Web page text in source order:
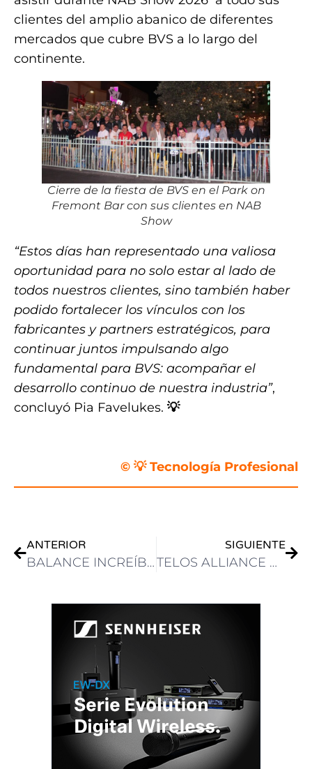
clientes del amplio abanico de diferentes
mercados que cubre BVS a lo largo del
continente.
Cierre de la fiesta de BVS en el Park on
Fremont Bar con sus clientes en NAB
Show
“Estos días han representado una valiosa
oportunidad para no solo estar al lado de
todos nuestros clientes, sino también haber
podido fortalecer los vínculos con los
fabricantes y partners estratégicos, para
continuar juntos impulsando algo
fundamental para BVS: acompañar el
desarrollo continuo de nuestra industria”,
concluyó Pia Favelukes. 💡
© 💡 Tecnología Profesional
ANTERIOR
BALANCE INCREÍBLE DE FLORMARTZ EN ESTE NAB SHOW CON IMPORTANTES NOTICIAS PARA EL MERCADO PROFESIONAL MEXICANO
SIGUIENTE
TELOS ALLIANCE PRESENTÓ SU NUEVA CONSOLA AXIA PULSAR AoIP